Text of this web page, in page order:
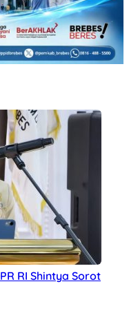
RI Shintya Sorot